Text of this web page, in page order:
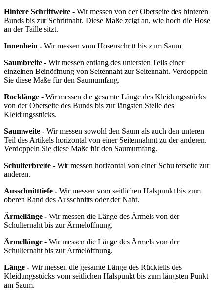
Hintere Schrittweite - Wir messen von der Oberseite des hinteren
Bunds bis zur Schrittnaht. Diese Maße zeigt an, wie hoch die Hose
an der Taille sitzt.
Innenbein - Wir messen vom Hosenschritt bis zum Saum.
Saumbreite - Wir messen entlang des untersten Teils einer
einzelnen Beinöffnung von Seitennaht zur Seitennaht. Verdoppeln
Sie diese Maße für den Saumumfang.
Rocklänge - Wir messen die gesamte Länge des Kleidungsstücks
von der Oberseite des Bunds bis zur längsten Stelle des
Kleidungsstücks.
Saumweite - Wir messen sowohl den Saum als auch den unteren
Teil des Artikels horizontal von einer Seitennahmt zu der anderen.
Verdoppeln Sie diese Maße für den Saumumfang.
Schulterbreite - Wir messen horizontal von einer Schulterseite zur
anderen.
Ausschnitttiefe - Wir messen vom seitlichen Halspunkt bis zum
oberen Rand des Ausschnitts oder der Naht.
Ärmellänge - Wir messen die Länge des Ärmels von der
Schulternaht bis zur Ärmelöffnung.
Ärmellänge - Wir messen die Länge des Ärmels von der
Schulternaht bis zur Ärmelöffnung.
Länge - Wir messen die gesamte Länge des Rückteils des
Kleidungsstücks vom seitlichen Halspunkt bis zum längsten Punkt
am Saum.